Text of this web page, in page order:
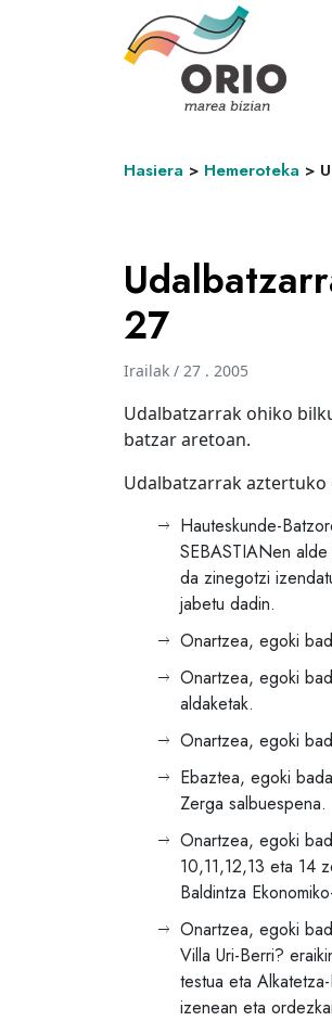
Hasiera > Hemeroteka >
27
Irailak / 27 . 2005
Udalbatzarrak ohiko
batzar aretoan.
Udalbatzarrak
Hauteskunde-
SEBASTIANen
da zinegotzi
jabetu dadin.
Onartzea, egoki
Onartzea, egoki
aldaketak.
Onartzea, egoki
Ebaztea, egoki
Zerga salbuespena.
Onartzea, egoki
10,11,12,13 eta 14
Baldintza
Onartzea, egoki
Villa Uri-Berri?
testua eta
izenean eta